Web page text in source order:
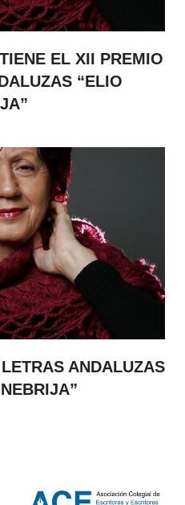
EL XII PREMIO
“ELIO
ANDALUZAS